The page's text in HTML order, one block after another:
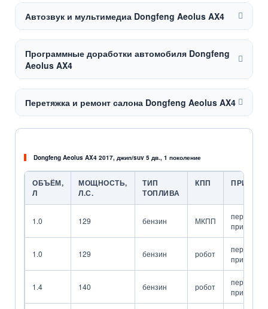
Автозвук и мультимедиа Dongfeng Aeolus AX4
Программные доработки автомобиля Dongfeng
Aeolus AX4
Перетяжка и ремонт салона Dongfeng Aeolus AX4
Dongfeng Aeolus AX4 2017, джип/suv 5 дв., 1 поколение
ОБЪЁМ,
Л
МОЩНОСТЬ,
Л.С.
ТИП
ТОПЛИВА
КПП ПРИВОД
1.0 129 бензин МКПП
передний
привод
1.0 129 бензин робот
передний
привод
1.4 140 бензин робот
передний
привод